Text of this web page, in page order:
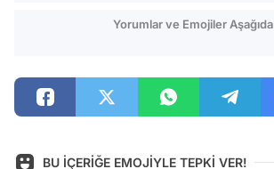
Yorumlar ve Emojiler Aşağıda
BU İÇERİĞE EMOJİYLE TEPKİ VER!